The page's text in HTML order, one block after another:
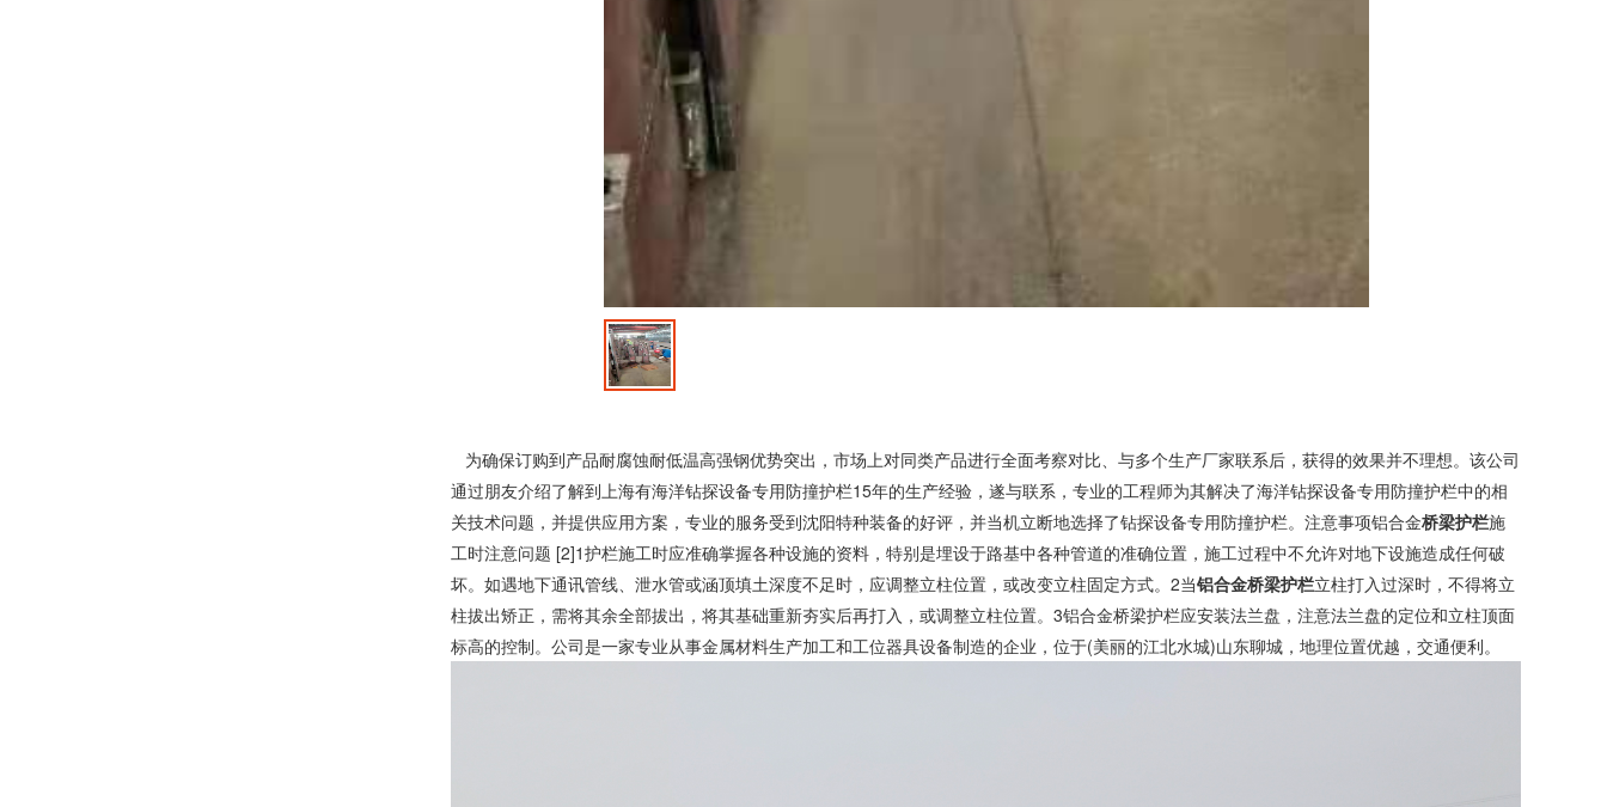
为确保订购到产品耐腐蚀耐低温高强钢优势突出，市场上对同类产品进行全面考察对比、与多个生产厂家联系后，获得的效果并不理想。该公司
通过朋友介绍了解到上海有海洋钻探设备专用防撞护栏15年的生产经验，遂与联系，专业的工程师为其解决了海洋钻探设备专用防撞护栏中的相
关技术问题，并提供应用方案，专业的服务受到沈阳特种装备的好评，并当机立断地选择了钻探设备专用防撞护栏。注意事项铝合金桥梁护栏施
工时注意问题 [2]1护栏施工时应准确掌握各种设施的资料，特别是埋设于路基中各种管道的准确位置，施工过程中不允许对地下设施造成任何破
坏。如遇地下通讯管线、泄水管或涵顶填土深度不足时，应调整立柱位置，或改变立柱固定方式。2当铝合金桥梁护栏立柱打入过深时，不得将立
柱拔出矫正，需将其余全部拔出，将其基础重新夯实后再打入，或调整立柱位置。3铝合金桥梁护栏应安装法兰盘，注意法兰盘的定位和立柱顶面
标高的控制。公司是一家专业从事金属材料生产加工和工位器具设备制造的企业，位于(美丽的江北水城)山东聊城，地理位置优越，交通便利。